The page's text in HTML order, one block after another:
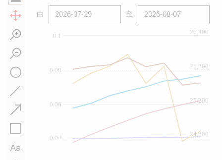
由 至
0.04
0.06
0.08
0.1
24,600
25,200
25,800
26,400